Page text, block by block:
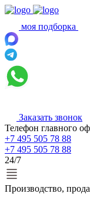
моя подборка
Заказать звонок
Телефон главного
+7 495 505 78 88
+7 495 505 78 88
24/7
Производство,